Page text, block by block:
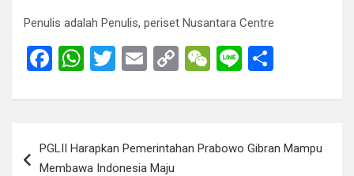
Penulis adalah Penulis, periset Nusantara Centre
F
ce
o
W
at
A
T
tt
E
ail
C
py
n
W
C
at
Li
e
ar
navigation
PGLII Harapkan Pemerintahan Prabowo Gibran Mampu
Membawa Indonesia Maju